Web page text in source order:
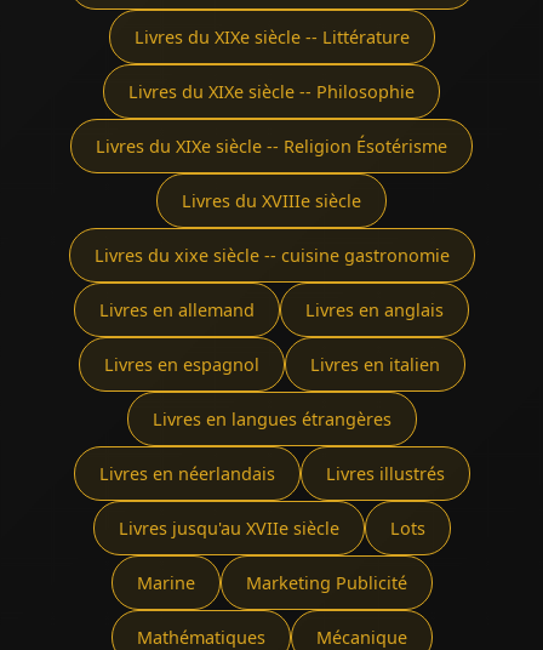
Livres du XIXe siècle -- Littérature
Livres du XIXe siècle -- Philosophie
Livres du XIXe siècle -- Religion Ésotérisme
Livres du XVIIIe siècle
Livres du xixe siècle -- cuisine gastronomie
Livres en allemand Livres en anglais
Livres en espagnol Livres en italien
Livres en langues étrangères
Livres en néerlandais Livres illustrés
Livres jusqu'au XVIIe siècle Lots
Marine Marketing Publicité
Mathématiques Mécanique